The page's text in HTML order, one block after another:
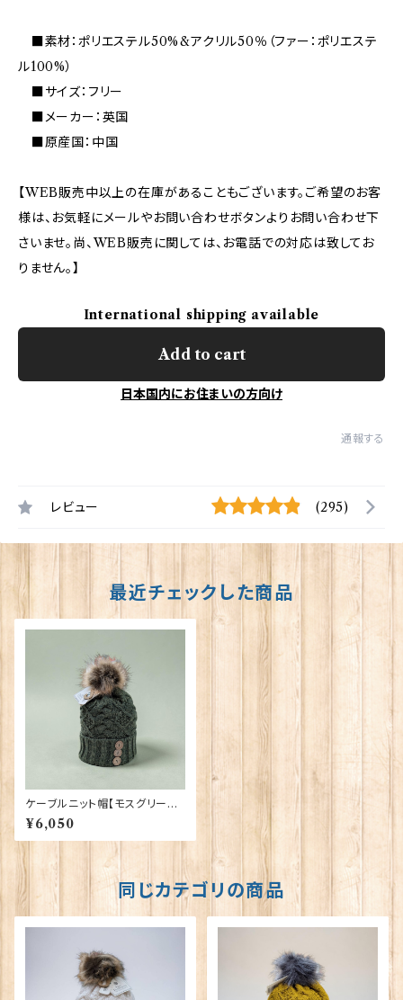
■素材：ポリエステル50%&アクリル50％（ファー：ポリエステ
ル100%）
■サイズ：フリー
■メーカー：英国
■原産国：中国
【WEB販売中以上の在庫があることもございます。ご希望のお客
様は、お気軽にメールやお問い合わせボタンよりお問い合わせ下
さいませ。尚、WEB販売に関しては、お電話での対応は致してお
りません。】
International shipping available
Add to cart
日本国内にお住まいの方向け
通報する
レビュー (295)
最近チェックした商品
ケーブルニット帽【モスグリーン】
Aran Traditions 00213-MG
〔HAT-806〕
¥6,050
同じカテゴリの商品